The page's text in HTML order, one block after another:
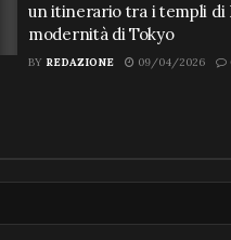
un itinerario tra i templi di
modernità di Tokyo
BY REDAZIONE 09/04/2026